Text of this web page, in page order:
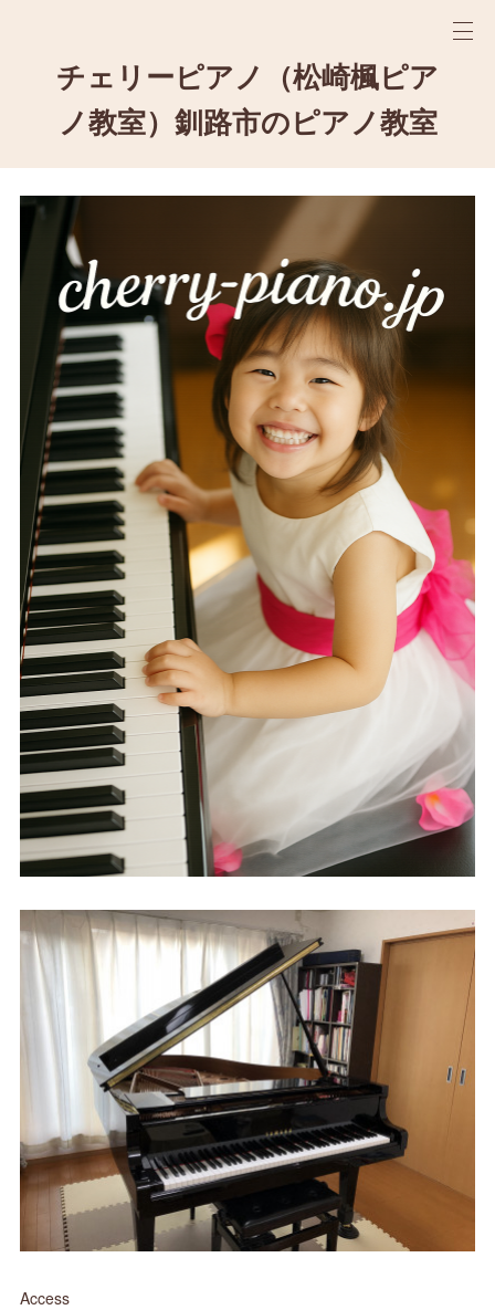
チェリーピアノ（松崎楓ピア
ノ教室）釧路市のピアノ教室
Access